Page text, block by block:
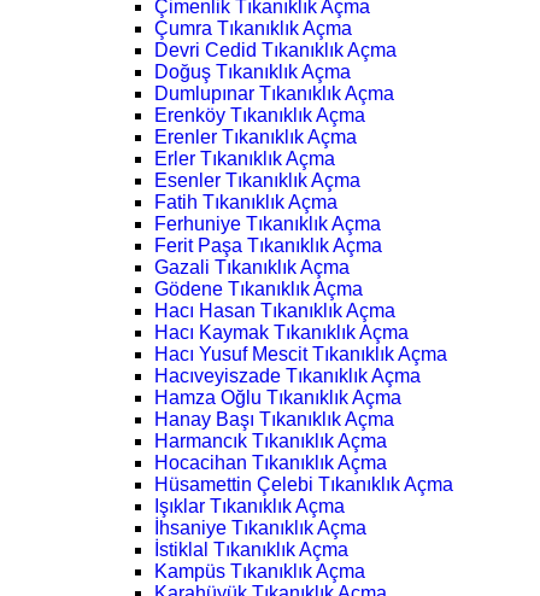
Çimenlik Tıkanıklık Açma
Çumra Tıkanıklık Açma
Devri Cedid Tıkanıklık Açma
Doğuş Tıkanıklık Açma
Dumlupınar Tıkanıklık Açma
Erenköy Tıkanıklık Açma
Erenler Tıkanıklık Açma
Erler Tıkanıklık Açma
Esenler Tıkanıklık Açma
Fatih Tıkanıklık Açma
Ferhuniye Tıkanıklık Açma
Ferit Paşa Tıkanıklık Açma
Gazali Tıkanıklık Açma
Gödene Tıkanıklık Açma
Hacı Hasan Tıkanıklık Açma
Hacı Kaymak Tıkanıklık Açma
Hacı Yusuf Mescit Tıkanıklık Açma
Hacıveyiszade Tıkanıklık Açma
Hamza Oğlu Tıkanıklık Açma
Hanay Başı Tıkanıklık Açma
Harmancık Tıkanıklık Açma
Hocacihan Tıkanıklık Açma
Hüsamettin Çelebi Tıkanıklık Açma
Işıklar Tıkanıklık Açma
İhsaniye Tıkanıklık Açma
İstiklal Tıkanıklık Açma
Kampüs Tıkanıklık Açma